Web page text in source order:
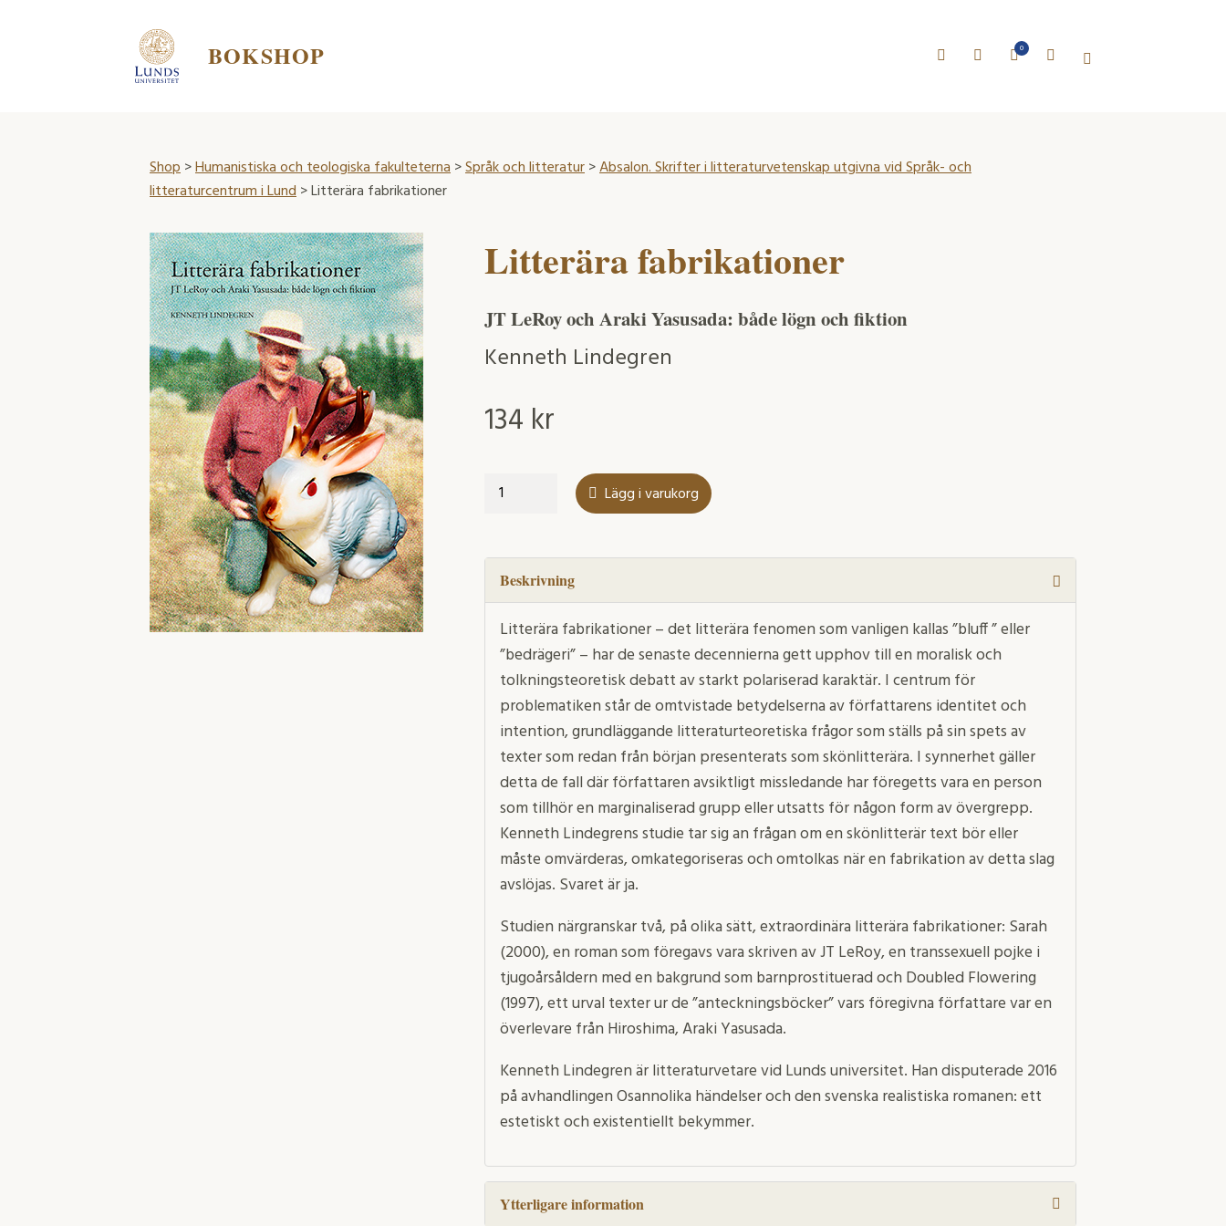
BOKSHOP 0
Shop>Humanistiska och teologiska fakulteterna>Språk och litteratur>Absalon. Skrifter i litteraturvetenskap utgivna vid Språk- och
litteraturcentrum i Lund> Litterära fabrikationer
Litterära fabrikationer
JT LeRoy och Araki Yasusada: både lögn och fiktion
Kenneth Lindegren
134 kr
Litterära
Lägg i varukorg
Beskrivning
Litterära fabrikationer – det litterära fenomen som vanligen kallas ”bluff ” eller
”bedrägeri” – har de senaste decennierna gett upphov till en moralisk och
tolkningsteoretisk debatt av starkt polariserad karaktär. I centrum för
problematiken står de omtvistade betydelserna av författarens identitet och
intention, grundläggande litteraturteoretiska frågor som ställs på sin spets av
texter som redan från början presenterats som skönlitterära. I synnerhet gäller
detta de fall där författaren avsiktligt missledande har föregetts vara en person
som tillhör en marginaliserad grupp eller utsatts för någon form av övergrepp.
Kenneth Lindegrens studie tar sig an frågan om en skönlitterär text bör eller
måste omvärderas, omkategoriseras och omtolkas när en fabrikation av detta slag
avslöjas. Svaret är ja.
Studien närgranskar två, på olika sätt, extraordinära litterära fabrikationer: Sarah
(2000), en roman som föregavs vara skriven av JT LeRoy, en transsexuell pojke i
tjugoårsåldern med en bakgrund som barnprostituerad och Doubled Flowering
(1997), ett urval texter ur de ”anteckningsböcker” vars föregivna författare var en
överlevare från Hiroshima, Araki Yasusada.
Kenneth Lindegren är litteraturvetare vid Lunds universitet. Han disputerade 2016
på avhandlingen Osannolika händelser och den svenska realistiska romanen: ett
estetiskt och existentiellt bekymmer.
Ytterligare information